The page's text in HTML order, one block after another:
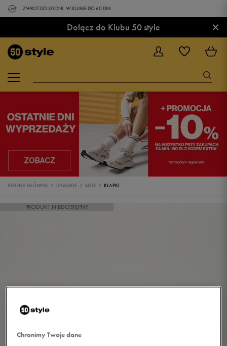
ZWROT DO 30 DNI. W KLUBIE DO 60 DNI.
Dołącz do Klubu 50 style ×
STRONA GŁÓWNA DAMSKIE BUTY KLAPKI
PRODUKT NIEDOSTĘPNY
Chronimy Twoje dane